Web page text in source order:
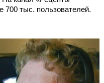
тыс. пользователей.